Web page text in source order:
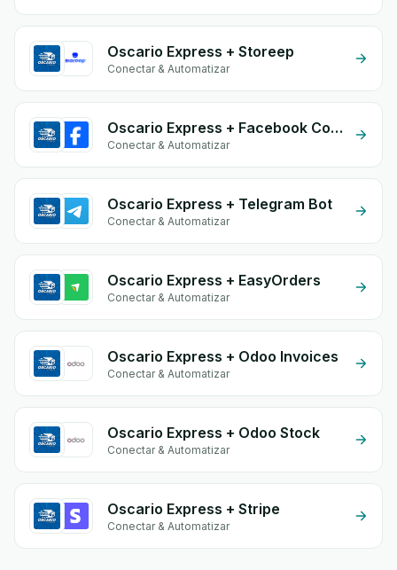
Oscario Express + Storeep
Conectar & Automatizar
Oscario Express + Facebook Comments
Conectar & Automatizar
Oscario Express + Telegram Bot
Conectar & Automatizar
Oscario Express + EasyOrders
Conectar & Automatizar
Oscario Express + Odoo Invoices
Conectar & Automatizar
Oscario Express + Odoo Stock
Conectar & Automatizar
Oscario Express + Stripe
Conectar & Automatizar